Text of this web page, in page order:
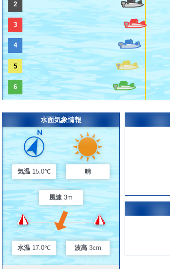
2
3
4
5
6
水面気象情報
気温 15.0℃ 晴
風速 3m
水温 17.0℃ 波高 3cm